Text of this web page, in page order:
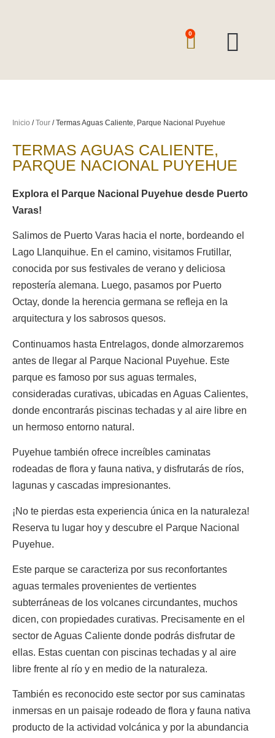
0
Inicio /Tour / Termas Aguas Caliente, Parque Nacional Puyehue
TERMAS AGUAS CALIENTE,
PARQUE NACIONAL PUYEHUE
Explora el Parque Nacional Puyehue desde Puerto
Varas!
Salimos de Puerto Varas hacia el norte, bordeando el
Lago Llanquihue. En el camino, visitamos Frutillar,
conocida por sus festivales de verano y deliciosa
repostería alemana. Luego, pasamos por Puerto
Octay, donde la herencia germana se refleja en la
arquitectura y los sabrosos quesos.
Continuamos hasta Entrelagos, donde almorzaremos
antes de llegar al Parque Nacional Puyehue. Este
parque es famoso por sus aguas termales,
consideradas curativas, ubicadas en Aguas Calientes,
donde encontrarás piscinas techadas y al aire libre en
un hermoso entorno natural.
Puyehue también ofrece increíbles caminatas
rodeadas de flora y fauna nativa, y disfrutarás de ríos,
lagunas y cascadas impresionantes.
¡No te pierdas esta experiencia única en la naturaleza!
Reserva tu lugar hoy y descubre el Parque Nacional
Puyehue.
Este parque se caracteriza por sus reconfortantes
aguas termales provenientes de vertientes
subterráneas de los volcanes circundantes, muchos
dicen, con propiedades curativas. Precisamente en el
sector de Aguas Caliente donde podrás disfrutar de
ellas. Estas cuentan con piscinas techadas y al aire
libre frente al río y en medio de la naturaleza.
También es reconocido este sector por sus caminatas
inmersas en un paisaje rodeado de flora y fauna nativa
producto de la actividad volcánica y por la abundancia